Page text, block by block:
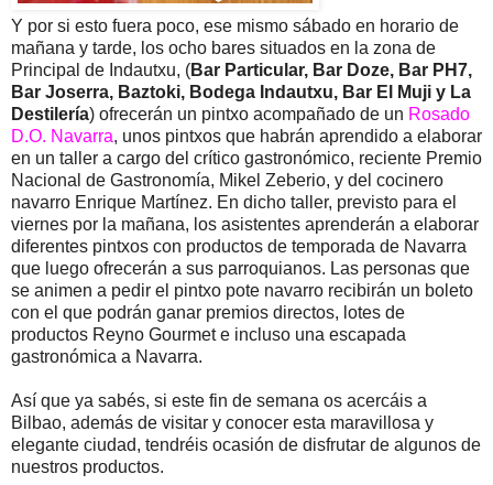
Y por si esto fuera poco, ese mismo sábado en horario de
mañana y tarde, los ocho bares situados en la zona de
Principal de Indautxu, (Bar Particular, Bar Doze, Bar PH7,
Bar Joserra, Baztoki, Bodega Indautxu, Bar El Muji y La
Destilería) ofrecerán un pintxo acompañado de un Rosado
D.O. Navarra, unos pintxos que habrán aprendido a elaborar
en un taller a cargo del crítico gastronómico, reciente Premio
Nacional de Gastronomía, Mikel Zeberio, y del cocinero
navarro Enrique Martínez. En dicho taller, previsto para el
viernes por la mañana, los asistentes aprenderán a elaborar
diferentes pintxos con productos de temporada de Navarra
que luego ofrecerán a sus parroquianos. Las personas que
se animen a pedir el pintxo pote navarro recibirán un boleto
con el que podrán ganar premios directos, lotes de
productos Reyno Gourmet e incluso una escapada
gastronómica a Navarra.
Así que ya sabés, si este fin de semana os acercáis a
Bilbao, además de visitar y conocer esta maravillosa y
elegante ciudad, tendréis ocasión de disfrutar de algunos de
nuestros productos.